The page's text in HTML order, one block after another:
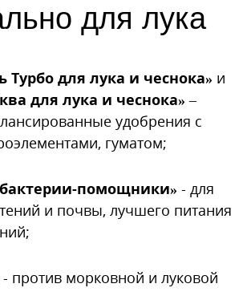
для лука
Турбо для лука и чеснока» и
для лука и чеснока» –
удобрения с
гуматом;
помощники» - для
и почвы, лучшего питания
- против морковной и луковой